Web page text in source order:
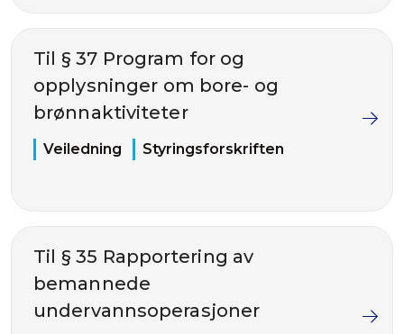
Til § 37 Program for og
opplysninger om bore- og
brønnaktiviteter
Veiledning Styringsforskriften
Til § 35 Rapportering av
bemannede
undervannsoperasjoner